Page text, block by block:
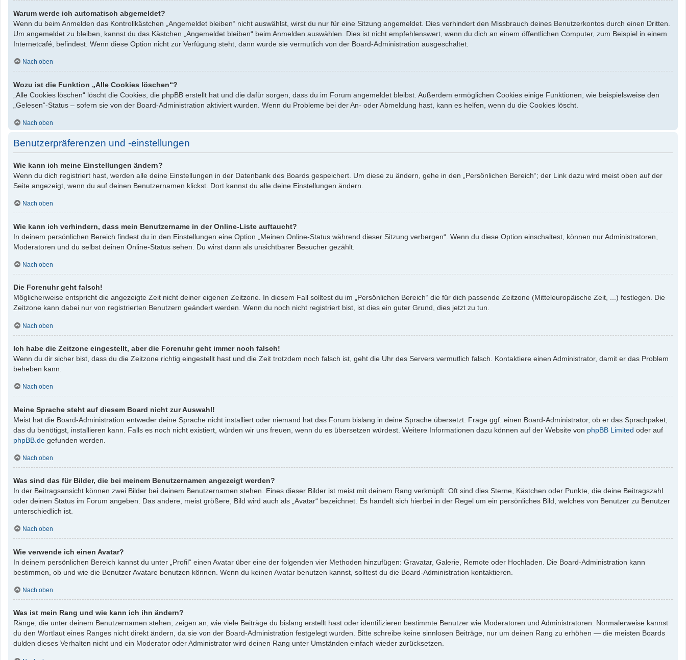
Warum werde ich automatisch abgemeldet?
Wenn du beim Anmelden das Kontrollkästchen „Angemeldet bleiben“ nicht auswählst, wirst du nur für eine Sitzung angemeldet. Dies verhindert den Missbrauch deines Benutzerkontos durch einen Dritten.
Um angemeldet zu bleiben, kannst du das Kästchen „Angemeldet bleiben“ beim Anmelden auswählen. Dies ist nicht empfehlenswert, wenn du dich an einem öffentlichen Computer, zum Beispiel in einem
Internetcafé, befindest. Wenn diese Option nicht zur Verfügung steht, dann wurde sie vermutlich von der Board-Administration ausgeschaltet.
Nach oben
Wozu ist die Funktion „Alle Cookies löschen“?
„Alle Cookies löschen“ löscht die Cookies, die phpBB erstellt hat und die dafür sorgen, dass du im Forum angemeldet bleibst. Außerdem ermöglichen Cookies einige Funktionen, wie beispielsweise den
„Gelesen“-Status – sofern sie von der Board-Administration aktiviert wurden. Wenn du Probleme bei der An- oder Abmeldung hast, kann es helfen, wenn du die Cookies löscht.
Nach oben
Benutzerpräferenzen und -einstellungen
Wie kann ich meine Einstellungen ändern?
Wenn du dich registriert hast, werden alle deine Einstellungen in der Datenbank des Boards gespeichert. Um diese zu ändern, gehe in den „Persönlichen Bereich“; der Link dazu wird meist oben auf der
Seite angezeigt, wenn du auf deinen Benutzernamen klickst. Dort kannst du alle deine Einstellungen ändern.
Nach oben
Wie kann ich verhindern, dass mein Benutzername in der Online-Liste auftaucht?
In deinem persönlichen Bereich findest du in den Einstellungen eine Option „Meinen Online-Status während dieser Sitzung verbergen“. Wenn du diese Option einschaltest, können nur Administratoren,
Moderatoren und du selbst deinen Online-Status sehen. Du wirst dann als unsichtbarer Besucher gezählt.
Nach oben
Die Forenuhr geht falsch!
Möglicherweise entspricht die angezeigte Zeit nicht deiner eigenen Zeitzone. In diesem Fall solltest du im „Persönlichen Bereich“ die für dich passende Zeitzone (Mitteleuropäische Zeit, ...) festlegen. Die
Zeitzone kann dabei nur von registrierten Benutzern geändert werden. Wenn du noch nicht registriert bist, ist dies ein guter Grund, dies jetzt zu tun.
Nach oben
Ich habe die Zeitzone eingestellt, aber die Forenuhr geht immer noch falsch!
Wenn du dir sicher bist, dass du die Zeitzone richtig eingestellt hast und die Zeit trotzdem noch falsch ist, geht die Uhr des Servers vermutlich falsch. Kontaktiere einen Administrator, damit er das Problem
beheben kann.
Nach oben
Meine Sprache steht auf diesem Board nicht zur Auswahl!
Meist hat die Board-Administration entweder deine Sprache nicht installiert oder niemand hat das Forum bislang in deine Sprache übersetzt. Frage ggf. einen Board-Administrator, ob er das Sprachpaket,
das du benötigst, installieren kann. Falls es noch nicht existiert, würden wir uns freuen, wenn du es übersetzen würdest. Weitere Informationen dazu können auf der Website von phpBB Limited oder auf
phpBB.de gefunden werden.
Nach oben
Was sind das für Bilder, die bei meinem Benutzernamen angezeigt werden?
In der Beitragsansicht können zwei Bilder bei deinem Benutzernamen stehen. Eines dieser Bilder ist meist mit deinem Rang verknüpft: Oft sind dies Sterne, Kästchen oder Punkte, die deine Beitragszahl
oder deinen Status im Forum angeben. Das andere, meist größere, Bild wird auch als „Avatar“ bezeichnet. Es handelt sich hierbei in der Regel um ein persönliches Bild, welches von Benutzer zu Benutzer
unterschiedlich ist.
Nach oben
Wie verwende ich einen Avatar?
In deinem persönlichen Bereich kannst du unter „Profil“ einen Avatar über eine der folgenden vier Methoden hinzufügen: Gravatar, Galerie, Remote oder Hochladen. Die Board-Administration kann
bestimmen, ob und wie die Benutzer Avatare benutzen können. Wenn du keinen Avatar benutzen kannst, solltest du die Board-Administration kontaktieren.
Nach oben
Was ist mein Rang und wie kann ich ihn ändern?
Ränge, die unter deinem Benutzernamen stehen, zeigen an, wie viele Beiträge du bislang erstellt hast oder identifizieren bestimmte Benutzer wie Moderatoren und Administratoren. Normalerweise kannst
du den Wortlaut eines Ranges nicht direkt ändern, da sie von der Board-Administration festgelegt wurden. Bitte schreibe keine sinnlosen Beiträge, nur um deinen Rang zu erhöhen — die meisten Boards
dulden dieses Verhalten nicht und ein Moderator oder Administrator wird deinen Rang unter Umständen einfach wieder zurücksetzen.